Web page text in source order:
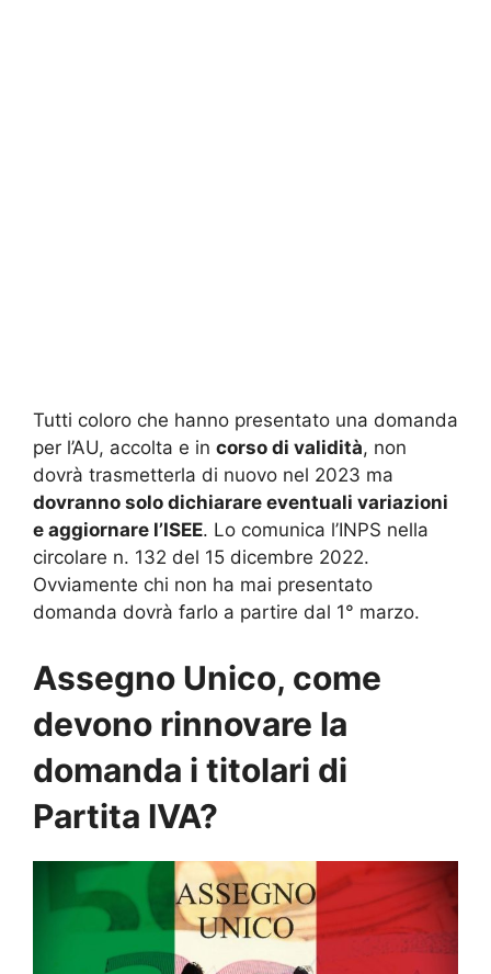
Tutti coloro che hanno presentato una domanda
per l’AU, accolta e in corso di validità, non
dovrà trasmetterla di nuovo nel 2023 ma
dovranno solo dichiarare eventuali variazioni
e aggiornare l’ISEE. Lo comunica l’INPS nella
circolare n. 132 del 15 dicembre 2022.
Ovviamente chi non ha mai presentato
domanda dovrà farlo a partire dal 1° marzo.
Assegno Unico, come
devono rinnovare la
domanda i titolari di
Partita IVA?